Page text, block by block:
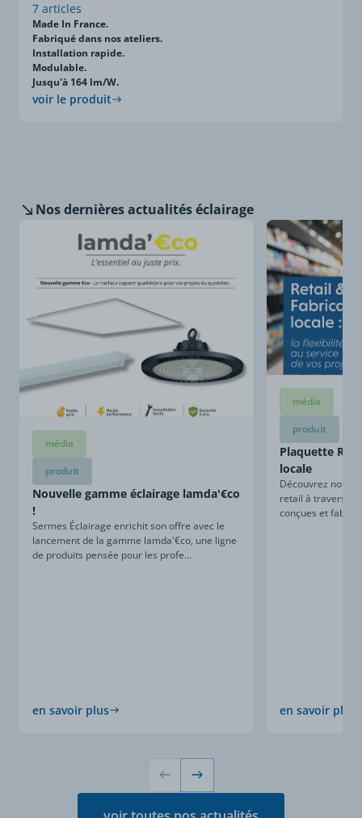
7 articles
Made In France.
Fabriqué dans nos ateliers.
Installation rapide.
Modulable.
Jusqu'à 164 lm/W.
voir le produit
Nos dernièresactualités éclairage
média
produit
Nouvelle gamme éclairage lamda'€co
!
Sermes Éclairage enrichit son offre avec le
lancement de la gamme lamda'€co, une ligne
de produits pensée pour les profe...
en savoir plus
média
produit
Plaquette
locale
Découvrez notre
retail à travers
conçues et
en savoir plus